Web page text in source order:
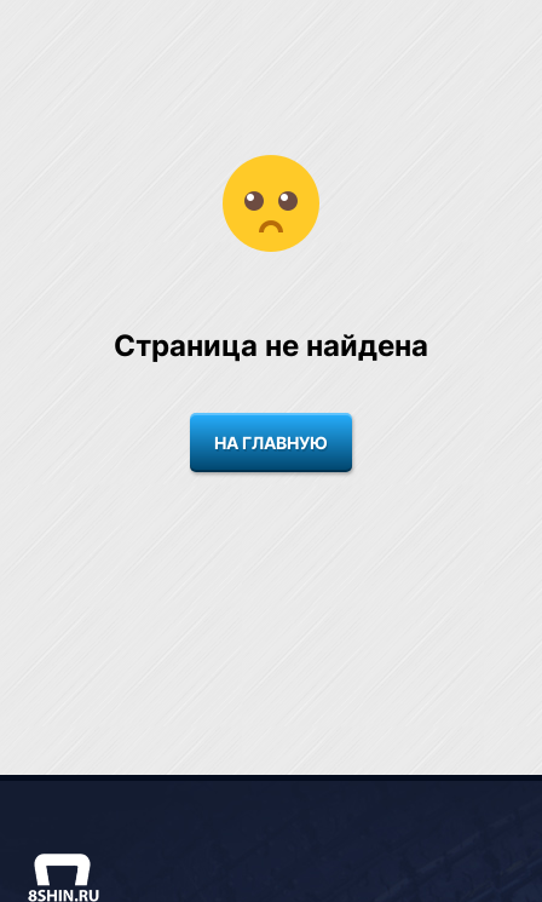
Страница не найдена
НА ГЛАВНУЮ